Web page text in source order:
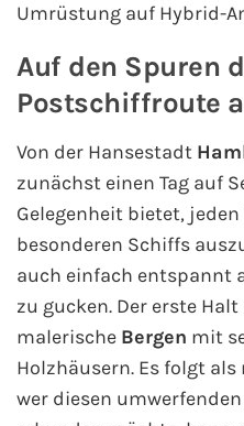
Umrüstung auf Hybrid-
Auf den Spuren
Postschiffroute
Von der Hansestadt
zunächst einen Tag auf
Gelegenheit bietet,
besonderen Schiffs
auch einfach entspannt
zu gucken. Der erste
malerische Bergen mit
Holzhäusern. Es folgt als
wer diesen